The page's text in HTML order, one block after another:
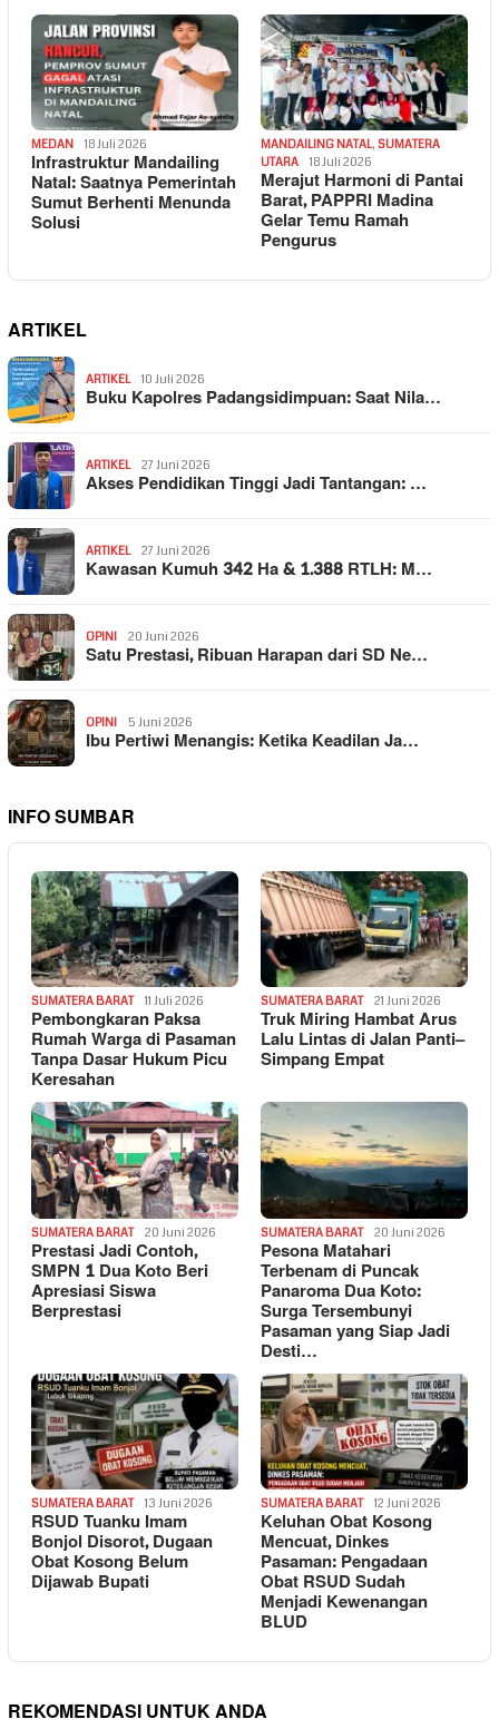
MEDAN 18 Juli 2026
Infrastruktur Mandailing
Natal: Saatnya Pemerintah
Sumut Berhenti Menunda
Solusi
MANDAILING NATAL, SUMATERA
UTARA
18 Juli 2026
Merajut Harmoni di Pantai
Barat, PAPPRI Madina
Gelar Temu Ramah
Pengurus
ARTIKEL
ARTIKEL 10 Juli 2026
Buku Kapolres Padangsidimpuan: Saat Nila…
ARTIKEL 27 Juni 2026
Akses Pendidikan Tinggi Jadi Tantangan: …
ARTIKEL 27 Juni 2026
Kawasan Kumuh 342 Ha & 1.388 RTLH: M…
OPINI 20 Juni 2026
Satu Prestasi, Ribuan Harapan dari SD Ne…
OPINI 5 Juni 2026
Ibu Pertiwi Menangis: Ketika Keadilan Ja…
INFO SUMBAR
SUMATERA BARAT 11 Juli 2026
Pembongkaran Paksa
Rumah Warga di Pasaman
Tanpa Dasar Hukum Picu
Keresahan
SUMATERA BARAT 21 Juni 2026
Truk Miring Hambat Arus
Lalu Lintas di Jalan Panti–
Simpang Empat
SUMATERA BARAT 20 Juni 2026
Prestasi Jadi Contoh,
SMPN 1 Dua Koto Beri
Apresiasi Siswa
Berprestasi
SUMATERA BARAT 20 Juni 2026
Pesona Matahari
Terbenam di Puncak
Panaroma Dua Koto:
Surga Tersembunyi
Pasaman yang Siap Jadi
Desti…
SUMATERA BARAT 13 Juni 2026
RSUD Tuanku Imam
Bonjol Disorot, Dugaan
Obat Kosong Belum
Dijawab Bupati
SUMATERA BARAT 12 Juni 2026
Keluhan Obat Kosong
Mencuat, Dinkes
Pasaman: Pengadaan
Obat RSUD Sudah
Menjadi Kewenangan
BLUD
REKOMENDASI UNTUK ANDA